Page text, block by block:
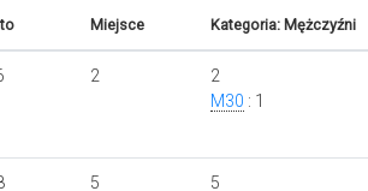
Miejsce Kategoria: Mężczyźni
2
2
M30 : 1
5
5